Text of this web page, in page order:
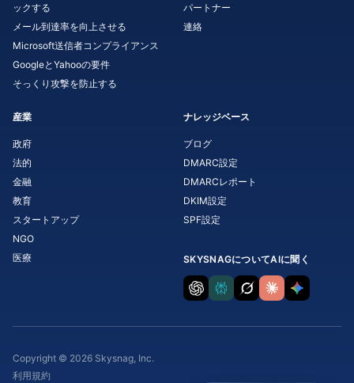
ックする
メール到達率を向上させる
Microsoft送信者コンプライアンス
GoogleとYahooの要件
そっくり攻撃を防止する
パートナー
連絡
産業
政府
法的
金融
教育
スタートアップ
NGO
医療
ナレッジベース
ブログ
DMARC設定
DMARCレポート
DKIM設定
SPF設定
SKYSNAGについてAIに聞く
Copyright © 2026 Skysnag, Inc.
利用規約